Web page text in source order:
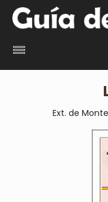
Ext. de